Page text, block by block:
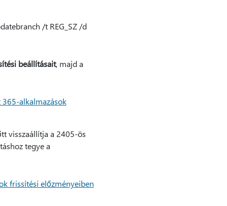
/t REG_SZ /d
beállításait, majd a
alkalmazások
visszaállítja a 2405-ös
tegye a
frissítési előzményeiben